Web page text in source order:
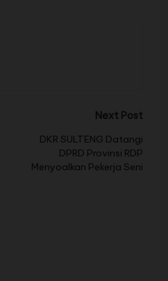
Next Post
DKR SULTENG Datangi
DPRD Provinsi RDP
Menyoalkan Pekerja Seni